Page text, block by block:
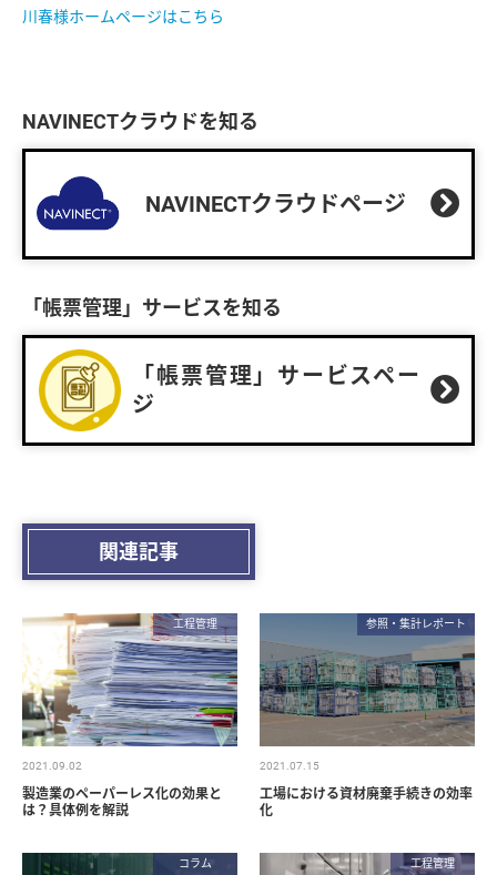
川春様ホームページはこちら
NAVINECTクラウドを知る
NAVINECTクラウドページ
「帳票管理」サービスを知る
「帳票管理」サービスペー
ジ
関連記事
工程管理
2021.09.02
製造業のペーパーレス化の効果と
は？具体例を解説
参照・集計レポート
2021.07.15
工場における資材廃棄手続きの効率
化
コラム 工程管理